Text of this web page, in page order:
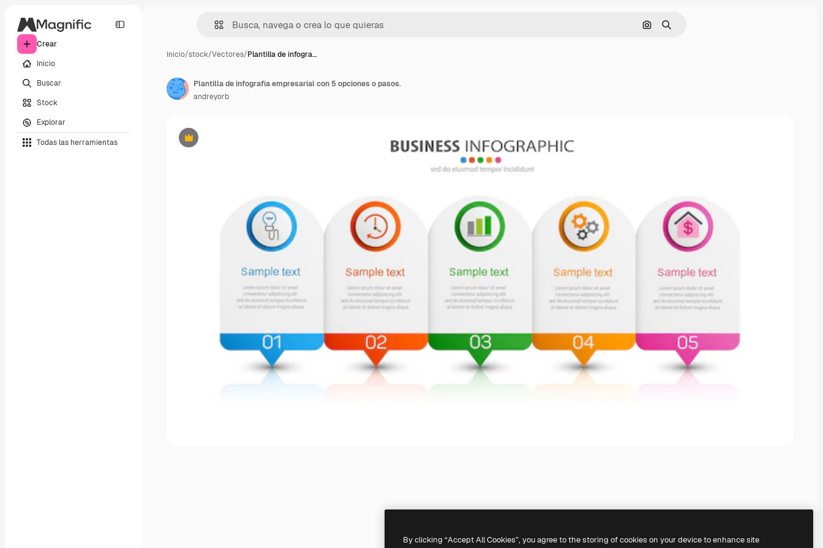
Crear
Inicio
Buscar
Stock
Explorar
Todas las herramientas
Buscar por imagen
Buscar
Inicio/stock/Vectores/Plantilla de infogra…
Premium
Plantilla de infografía empresarial con 5 opciones o pasos.
andreyorb
By clicking “Accept All Cookies”, you agree to the storing of cookies on your device to enhance site